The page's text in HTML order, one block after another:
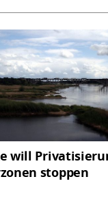
will
stoppen